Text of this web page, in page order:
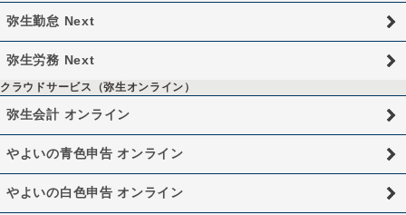
弥生勤怠 Next
弥生労務 Next
クラウドサービス（弥生オンライン）
弥生会計 オンライン
やよいの青色申告 オンライン
やよいの白色申告 オンライン